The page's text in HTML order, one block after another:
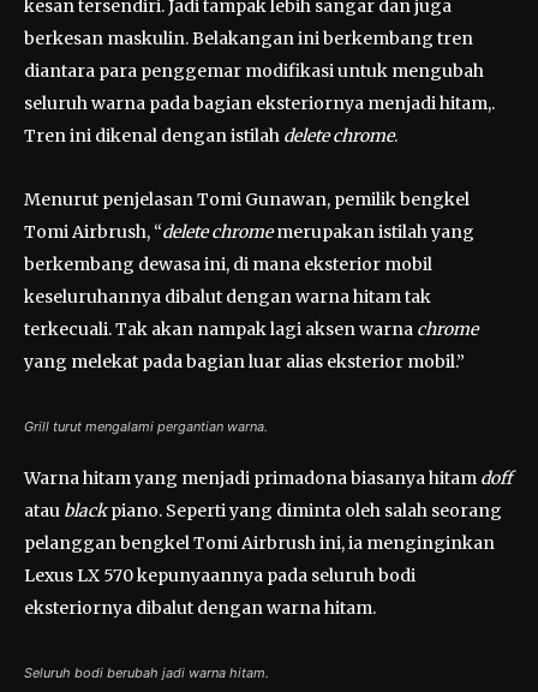
kesan tersendiri. Jadi tampak lebih sangar dan juga
berkesan maskulin. Belakangan ini berkembang tren
diantara para penggemar modifikasi untuk mengubah
seluruh warna pada bagian eksteriornya menjadi hitam,.
Tren ini dikenal dengan istilah delete chrome.
Menurut penjelasan Tomi Gunawan, pemilik bengkel
Tomi Airbrush, “delete chromemerupakan istilah yang
berkembang dewasa ini, di mana eksterior mobil
keseluruhannya dibalut dengan warna hitam tak
terkecuali. Tak akan nampak lagi aksen warna chrome
yang melekat pada bagian luar alias eksterior mobil.”
Grill turut mengalami pergantian warna.
Warna hitam yang menjadi primadona biasanya hitam doff
atau blackpiano. Seperti yang diminta oleh salah seorang
pelanggan bengkel Tomi Airbrush ini, ia menginginkan
Lexus LX 570 kepunyaannya pada seluruh bodi
eksteriornya dibalut dengan warna hitam.
Seluruh bodi berubah jadi warna hitam.